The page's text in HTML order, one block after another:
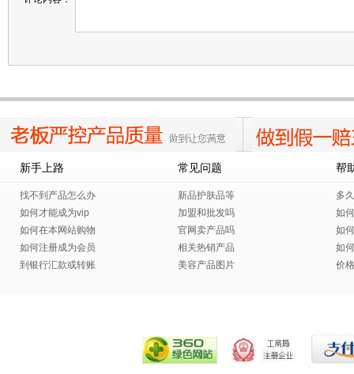
新手上路
找不到产品怎么办
如何才能成为vip
如何在本网站购物
如何注册成为会员
到银行汇款或转账
常见问题
新品护肤品等
加盟和批发吗
官网卖产品吗
相关热销产品
美容产品图片
帮
多
如
如
如
价